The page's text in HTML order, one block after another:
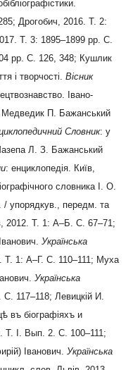
Дрогобич, 2016. Т. 2:
Т. 3: 1895–1899 рр. С.
рр. С. 126, 348; Кушлик
і творчості. Вісник
Івано-
П. Бажанський
Словник: у
Л. З. Бажанський
: енциклопедія. Київ,
словника І. О.
/ упорядкув., передм. та
2012. Т. 1: А–Б. С. 67–71;
Українська
Т. 1: А–Г. С. 110–111; Муха
Українська
С. 117–118; Левицкій И.
въ біографіяхъ и
Т. І. Вып. 2. С. 100–111;
Іванович. Українська